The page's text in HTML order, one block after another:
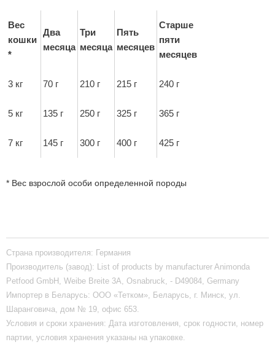
Вес
кошки
*
Два
месяца
Три
месяца
Пять
месяцев
Старше
пяти
месяцев
3 кг 70 г 210 г 215 г 240 г
5 кг 135 г 250 г 325 г 365 г
7 кг 145 г 300 г 400 г 425 г
* Вес взрослой особи определенной породы
Страна производителя: Германия
Производитель (завод): List of products by manufacturer Animonda
Petfood GmbH, Weibe Breite 3A, Osnabruck, - D49084, Germany
Импортер в Беларусь: ООО «Тетком», Беларусь, г. Минск, ул.
Шаранговича, дом № 19, офис 653.
Условия и сроки хранения: Дата изготовления, срок годности, номер
партии, условия хранения указаны на упаковке.